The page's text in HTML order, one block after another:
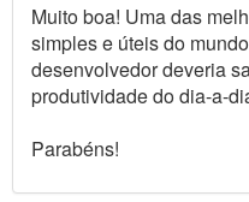
Muito boa! Uma das
simples e úteis do
desenvolvedor deveria
produtividade do dia-a-
Parabéns!